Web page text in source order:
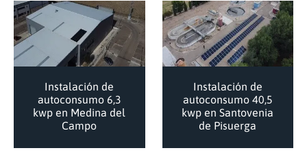
Instalación de
autoconsumo 6,3
kwp en Medina del
Campo
Instalación de
autoconsumo 40,5
kwp en Santovenia
de Pisuerga